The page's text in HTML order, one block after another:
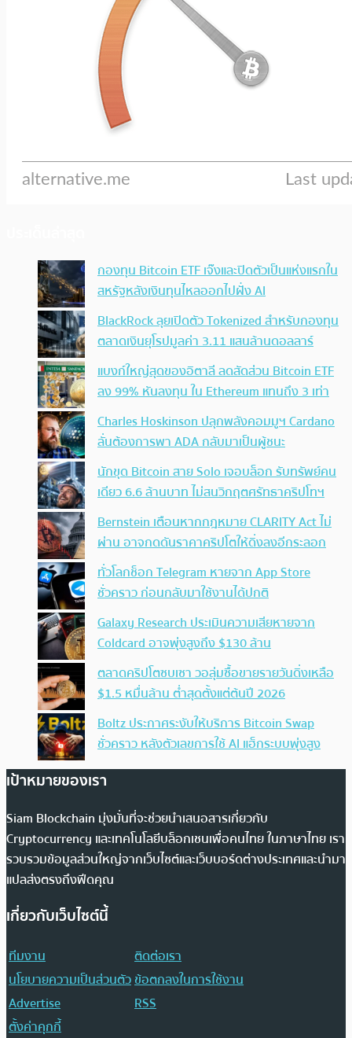
กองทุน Bitcoin ETF เจ๊งและปิดตัวเป็นแห่งแรกใน
สหรัฐหลังเงินทุนไหลออกไปฝั่ง AI
BlackRock ลุยเปิดตัว Tokenized สำหรับกองทุน
ตลาดเงินยุโรปมูลค่า 3.11 แสนล้านดอลลาร์
แบงก์ใหญ่สุดของอิตาลี ลดสัดส่วน Bitcoin ETF
ลง 99% หันลงทุน ใน Ethereum แทนถึง 3 เท่า
Charles Hoskinson ปลุกพลังคอมมูฯ Cardano
ลั่นต้องการพา ADA กลับมาเป็นผู้ชนะ
นักขุด Bitcoin สาย Solo เจอบล็อก รับทรัพย์คน
เดียว 6.6 ล้านบาท ไม่สนวิกฤตศรัทธาคริปโทฯ
Bernstein เตือนหากกฎหมาย CLARITY Act ไม่
ผ่าน อาจกดดันราคาคริปโตให้ดิ่งลงอีกระลอก
ทั่วโลกช็อก Telegram หายจาก App Store
ชั่วคราว ก่อนกลับมาใช้งานได้ปกติ
Galaxy Research ประเมินความเสียหายจาก
Coldcard อาจพุ่งสูงถึง $130 ล้าน
ตลาดคริปโตซบเซา วอลุ่มซื้อขายรายวันดิ่งเหลือ
$1.5 หมื่นล้าน ต่ำสุดตั้งแต่ต้นปี 2026
Boltz ประกาศระงับให้บริการ Bitcoin Swap
ชั่วคราว หลังตัวเลขการใช้ AI แฮ็กระบบพุ่งสูง
เป้าหมายของเรา
Siam Blockchain มุ่งมั่นที่จะช่วยนำเสนอสารเกี่ยวกับ
Cryptocurrency และเทคโนโลยีบล็อกเชนเพื่อคนไทย ในภาษาไทย เรา
รวบรวมข้อมูลส่วนใหญ่จากเว็บไซต์และเว็บบอร์ดต่างประเทศและนำมา
แปลส่งตรงถึงฟีดคุณ
เกี่ยวกับเว็บไซต์นี้
ทีมงาน
ติดต่อเรา
นโยบายความเป็นส่วนตัวข้อตกลงในการใช้งาน
Advertise
RSS
ตั้งค่าคุกกี้